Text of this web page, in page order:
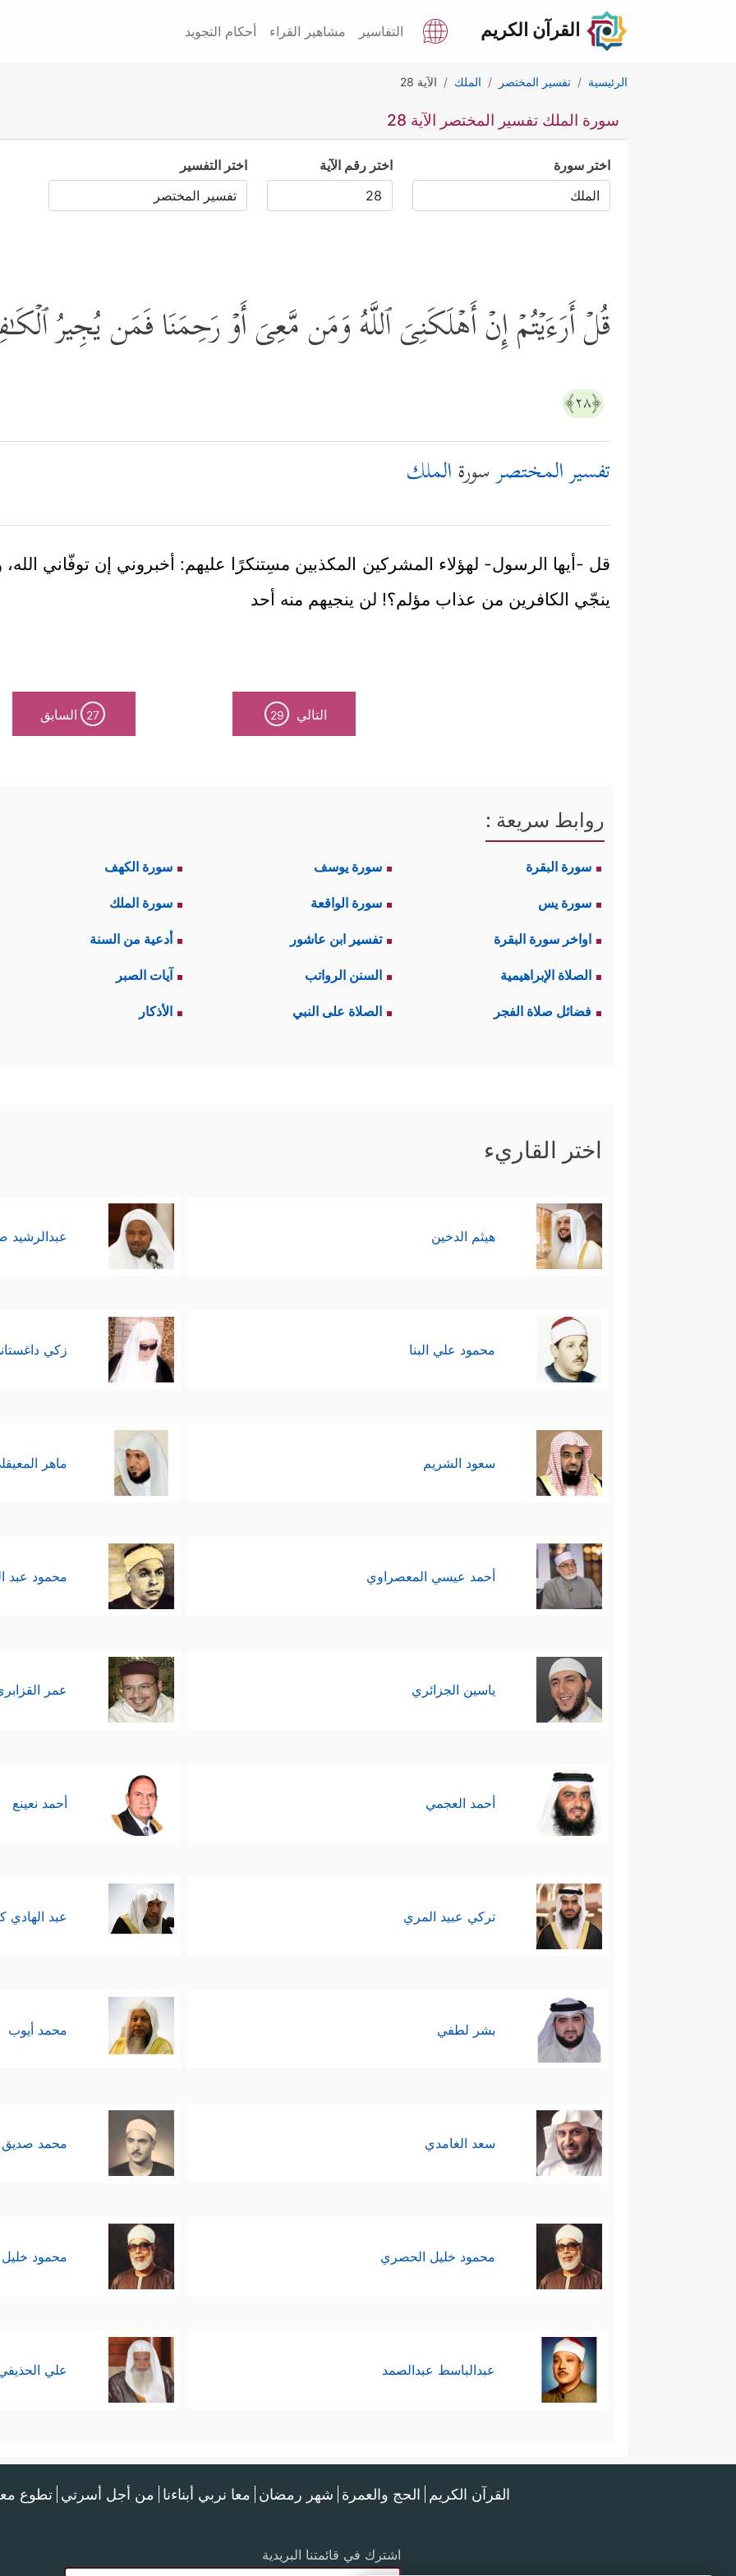
القرآن الكريم التفاسير مشاهير القراء أحكام التجويد
الرئيسية تفسير المختصر الملك الآية 28
سورة الملك تفسير المختصر الآية 28
اختر سورة اختر رقم الآية اختر التفسير
قُلۡ أَرَءَیۡتُمۡ إِنۡ أَهۡلَكَنِیَ ٱللَّهُ وَمَن مَّعِیَ أَوۡ رَحِمَنَا فَمَن یُجِیرُ
﴿٢٨﴾
تفسير المختصرسورةالملك
قل -أيها الرسول- لهؤلاء المشركين المكذبين مسِتنكرًا عليهم: أخبروني إن توفّاني
ينجّي الكافرين من عذاب مؤلم؟! لن ينجيهم منه أحد
التالي 29
27 السابق
روابط سريعة :
سورة البقرة سورة يوسف سورة الكهف
سورة يس سورة الواقعة سورة الملك
اواخر سورة البقرة تفسير ابن عاشور أدعية من السنة
الصلاة الإبراهيمية السنن الرواتب آيات الصبر
فضائل صلاة الفجر الصلاة على النبي الأذكار
اختر القاريء
هيثم الدخين عبدالرشيد
محمود علي البنا زكي
سعود الشريم ماهر
أحمد عيسي المعصراوي محمود عبد
ياسين الجزائري عمر
أحمد العجمي أحمد نعينع
تركي عبيد المري عبد الهادي
بشر لطفي محمد أيوب
سعد الغامدي محمد صديق
محمود خليل الحصري محمود
عبدالباسط عبدالصمد علي
القرآن الكريم الحج والعمرة شهر رمضان معا نربي أبناءنا من أجل أسرتي تطوع
اشترك في قائمتنا البريدية